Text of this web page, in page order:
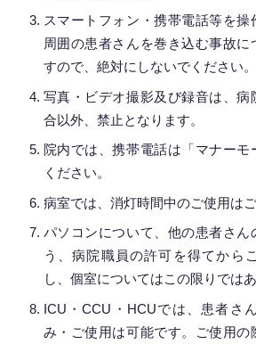
スマートフォン・携帯電話等を操
周囲の患者さんを巻き込む事故に
すので、絶対にしないでください。
写真・ビデオ撮影及び録音は、病
合以外、禁止となります。
院内では、携帯電話は「マナーモ
ください。
病室では、消灯時間中のご使用はご
パソコンについて、他の患者さん
う、病院職員の許可を得てから
し、個室についてはこの限りではあ
ICU・CCU・HCUでは、患者さ
み・ご使用は可能です。ご使用の